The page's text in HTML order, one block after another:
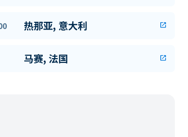
热那亚, 意大利 open_in_new
马赛, 法国 open_in_new